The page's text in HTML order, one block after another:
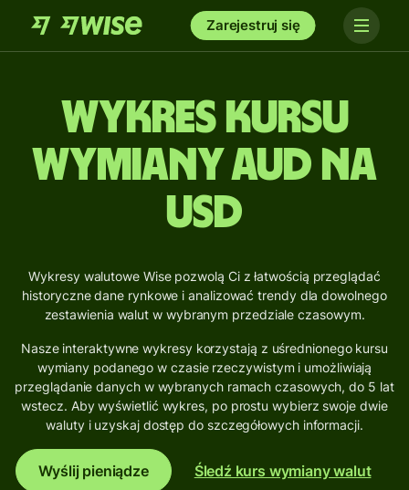
Zarejestruj się
Wykres kursu
wymiany AUD na
USD
Wykresy walutowe Wise pozwolą Ci z łatwością przeglądać
historyczne dane rynkowe i analizować trendy dla dowolnego
zestawienia walut w wybranym przedziale czasowym.
Nasze interaktywne wykresy korzystają z uśrednionego kursu
wymiany podanego w czasie rzeczywistym i umożliwiają
przeglądanie danych w wybranych ramach czasowych, do 5 lat
wstecz. Aby wyświetlić wykres, po prostu wybierz swoje dwie
waluty i uzyskaj dostęp do szczegółowych informacji.
Wyślij pieniądze Śledź kurs wymiany walut